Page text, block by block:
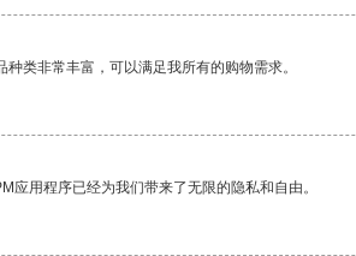
种类非常丰富，可以满足我所有的购物需求。
应用程序已经为我们带来了无限的隐私和自由。